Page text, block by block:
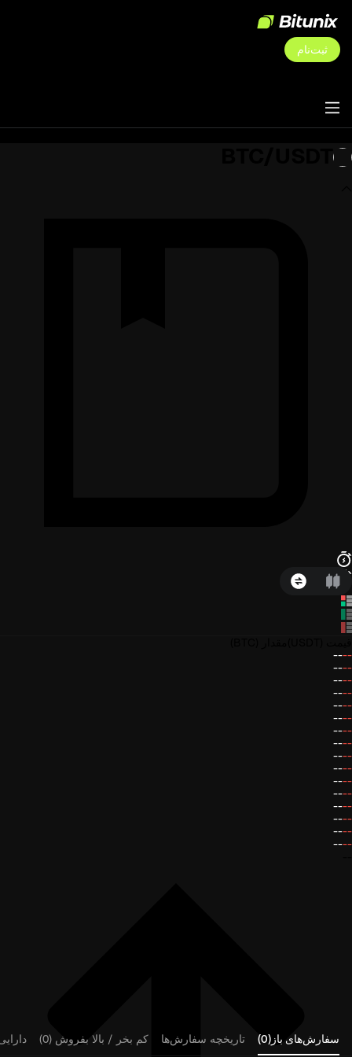
ثبت‌نام
--
--
--
--
--
--
--
--
--
--
--
--
--
--
--
--
--
--
--
--
--
--
--
--
--
--
--
--
--
--
--
--
سفارش‌های باز(0) تاریخچه سفارش‌ها کم بخر / بالا بفروش (0)